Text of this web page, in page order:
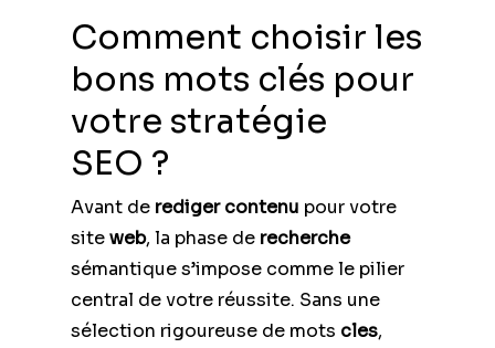
Comment choisir les
bons mots clés pour
votre stratégie
SEO ?
Avant de rediger contenu pour votre
siteweb, la phase de recherche
sémantique s’impose comme le pilier
central de votre réussite. Sans une
sélection rigoureuse de mots cles,